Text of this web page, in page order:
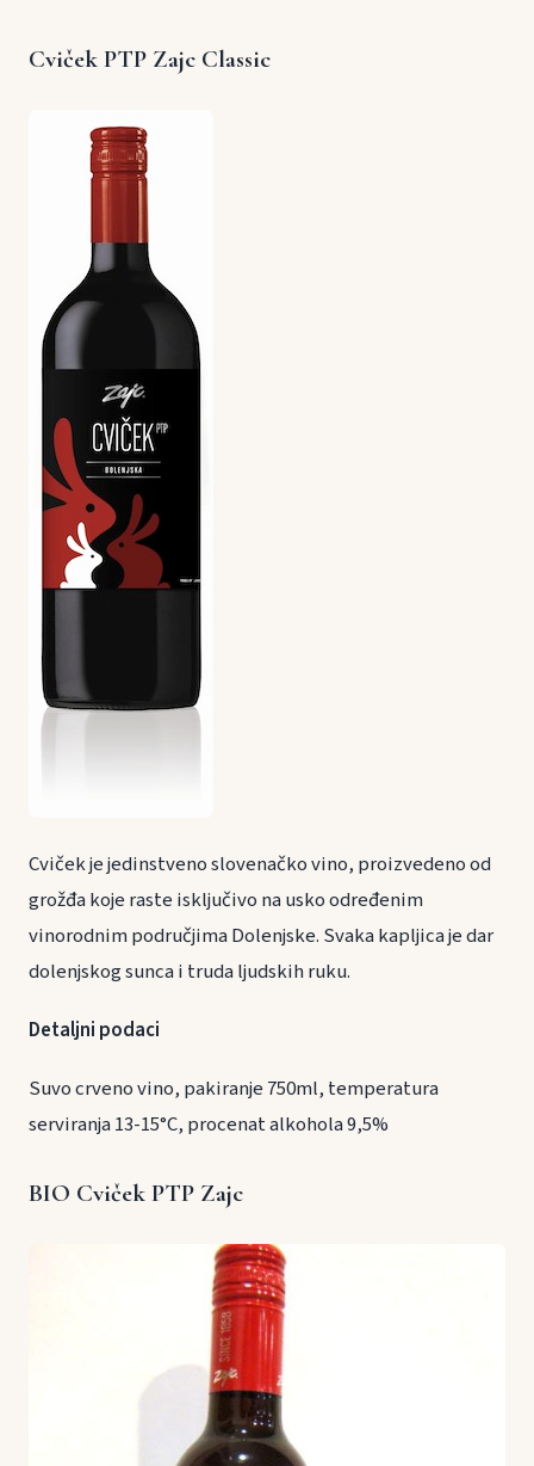
Cviček PTP Zajc Classic
Cviček je jedinstveno slovenačko vino, proizvedeno od
grožđa koje raste isključivo na usko određenim
vinorodnim područjima Dolenjske. Svaka kapljica je dar
dolenjskog sunca i truda ljudskih ruku.
Detaljni podaci
Suvo crveno vino, pakiranje 750ml, temperatura
serviranja 13-15°C, procenat alkohola 9,5%
BIO Cviček PTP Zajc